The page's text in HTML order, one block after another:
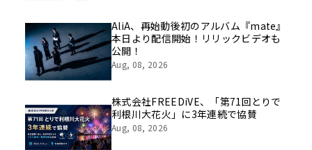
AliA、再始動後初のアルバム『mate』
本日より配信開始！リリックビデオも
公開！
Aug, 08, 2026
株式会社FREEDiVE、「第71回とりで
利根川大花火」に3年連続で協賛
Aug, 08, 2026